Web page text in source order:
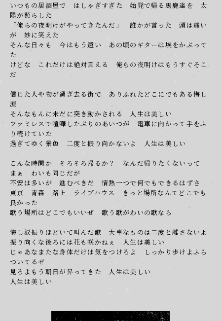
OK
いつもの居酒屋で はしゃぎすぎた 始発で帰る馬鹿達を 太
陽が照らした
「俺らの夜明けがやってきたんだ」 誰かが言った 頭は痛い
が 妙に笑えた
そんな日々も 今はもう遠い あの頃のギターは埃をかぶって
た
けどな これだけは絶対言える 俺らの夜明けはもうすぐそこ
だ
信じた人や物が過ぎ去る街で ありふれたどこにでもある悔し
涙
そんなもんに未だに突き動かされる 人生は美しい
ファミレスで喧嘩したぶりのあいつが 電車に向かって手をふ
り続けていた
過ぎてゆく景色 二度と振り向かないよ 人生は美しい
こんな時間か そろそろ帰るか？ なんだ帰りたくないって
まぁ わいも同じだが
不安は多いが 進むべきだ 情熱一つで何でもできるはずさ
東京 青森 路上 ライブハウス きっと場所なんてどこでも
良かった
歌う場所はどこでもいいぜ 歌う歌がわいの歌なら
悔し涙振りほどいて叫んだ歌 大事なものは二度と離さないよ
振り向くな後ろには花も咲かねぇ 人生は美しい
じゃあなまたな身体だけは気をつけろよ しっかり歩けよふら
ついてるぜ
見ろよもう朝日が昇ってきた 人生は美しい
人生は美しい